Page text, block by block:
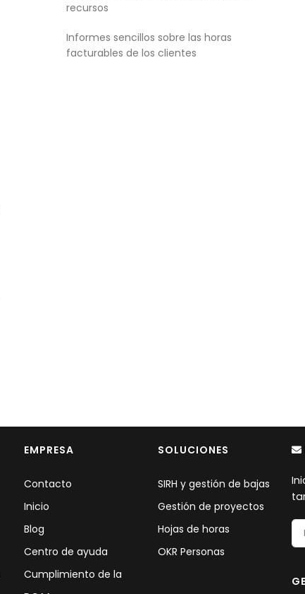
recursos
Informes sencillos sobre las horas
facturables de los clientes
EMPRESA
Contacto
Inicio
Blog
Centro de ayuda
Cumplimiento de la
SOLUCIONES
SIRH y gestión de bajas
Gestión de proyectos
Hojas de horas
OKR Personas